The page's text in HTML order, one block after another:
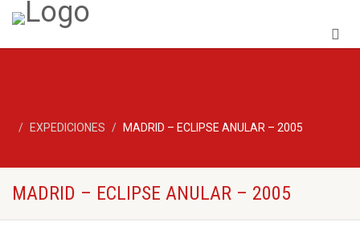
EXPEDICIONES MADRID – ECLIPSE ANULAR – 2005
MADRID – ECLIPSE ANULAR – 2005